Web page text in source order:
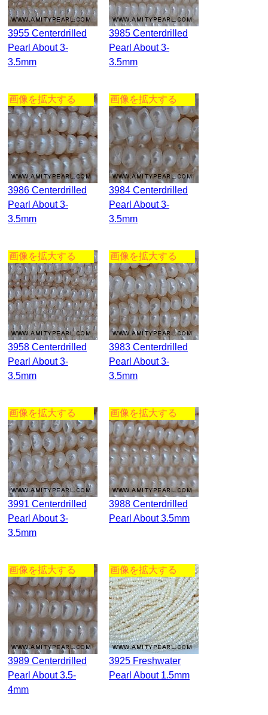
3955 Centerdrilled
Pearl About 3-
3.5mm
3985 Centerdrilled
Pearl About 3-
3.5mm
画像を拡大する
3986 Centerdrilled
Pearl About 3-
3.5mm
画像を拡大する
3984 Centerdrilled
Pearl About 3-
3.5mm
画像を拡大する
3958 Centerdrilled
Pearl About 3-
3.5mm
画像を拡大する
3983 Centerdrilled
Pearl About 3-
3.5mm
画像を拡大する
3991 Centerdrilled
Pearl About 3-
3.5mm
画像を拡大する
3988 Centerdrilled
Pearl About 3.5mm
画像を拡大する
3989 Centerdrilled
Pearl About 3.5-
4mm
画像を拡大する
3925 Freshwater
Pearl About 1.5mm